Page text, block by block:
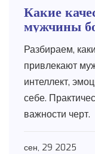
Какие
мужчины
Разбираем,
привлекают
интеллект,
себе.
важности черт.
сен, 29 2025